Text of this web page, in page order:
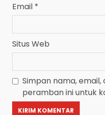
Email *
Situs Web
Simpan nama,
peramban ini untuk